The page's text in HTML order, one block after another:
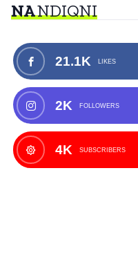
NANDIQNI
21.1K LIKES
2K FOLLOWERS
4K SUBSCRIBERS